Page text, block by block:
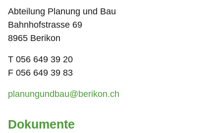
Abteilung Planung und Bau
Bahnhofstrasse 69
8965 Berikon
T 056 649 39 20
F 056 649 39 83
planungundbau@berikon.ch
Dokumente